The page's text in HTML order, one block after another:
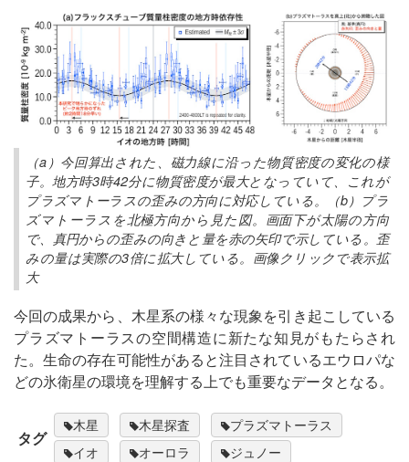
（a）今回算出された、磁力線に沿った物質密度の変化の様
子。地方時3時42分に物質密度が最大となっていて、これが
プラズマトーラスの歪みの方向に対応している。（b）プラ
ズマトーラスを北極方向から見た図。画面下が太陽の方向
で、真円からの歪みの向きと量を赤の矢印で示している。歪
みの量は実際の3倍に拡大している。画像クリックで表示拡
大
今回の成果から、木星系の様々な現象を引き起こしている
プラズマトーラスの空間構造に新たな知見がもたらされ
た。生命の存在可能性があると注目されているエウロパな
どの氷衛星の環境を理解する上でも重要なデータとなる。
タグ
木星 木星探査
プラズマトーラス
イオ
オーロラ ジュノー